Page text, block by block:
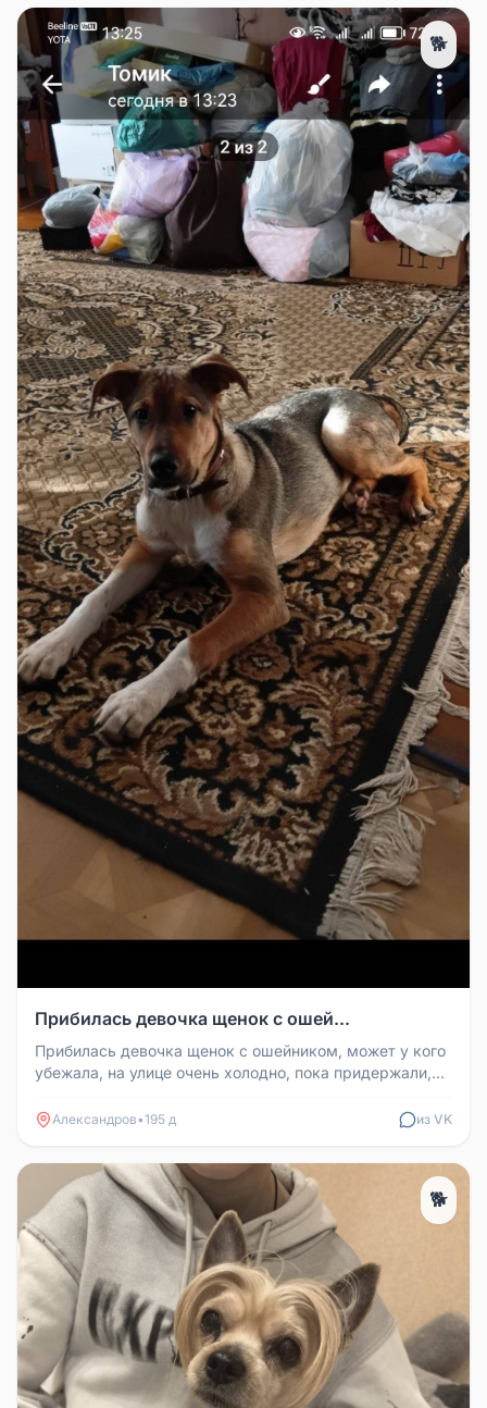
🐕
Прибилась девочка щенок с ошей...
Прибилась девочка щенок с ошейником, может у кого
убежала, на улице очень холодно, пока придержали,
Александров•195 д из VK
🐕